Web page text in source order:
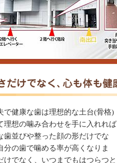
で健康な歯は理想的な土台(骨格)
理想の噛み合わせを手に入れれば
歯並びや整った顔の形だけでな
分の歯で噛める率が高くなりま
けでなく、いつまでもはつらつと